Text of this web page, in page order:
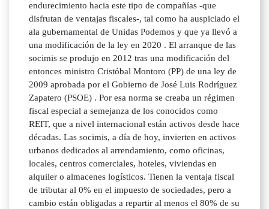
endurecimiento hacia este tipo de compañías -que
disfrutan de ventajas fiscales-, tal como ha auspiciado el
ala gubernamental de Unidas Podemos y que ya llevó a
una modificación de la ley en 2020 . El arranque de las
socimis se produjo en 2012 tras una modificación del
entonces ministro Cristóbal Montoro (PP) de una ley de
2009 aprobada por el Gobierno de José Luis Rodríguez
Zapatero (PSOE) . Por esa norma se creaba un régimen
fiscal especial a semejanza de los conocidos como
REIT, que a nivel internacional están activos desde hace
décadas. Las socimis, a día de hoy, invierten en activos
urbanos dedicados al arrendamiento, como oficinas,
locales, centros comerciales, hoteles, viviendas en
alquiler o almacenes logísticos. Tienen la ventaja fiscal
de tributar al 0% en el impuesto de sociedades, pero a
cambio están obligadas a repartir al menos el 80% de su